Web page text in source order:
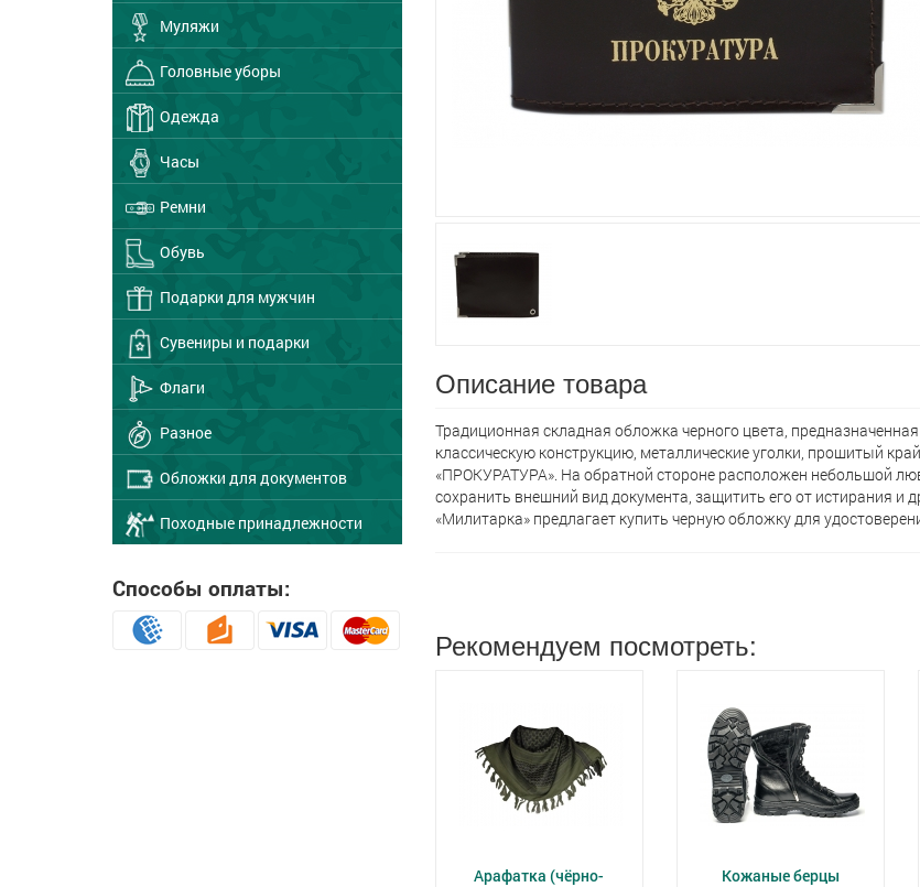
Муляжи
Головные уборы
Одежда
Часы
Ремни
Обувь
Подарки для мужчин
Сувениры и подарки
Флаги
Разное
Обложки для документов
Походные принадлежности
Способы оплаты:
Описание товара
Традиционная складная обложка черного цвета,
классическую конструкцию, металлические уголки, прошитый
«ПРОКУРАТУРА». На обратной стороне расположен небольшой
сохранить внешний вид документа, защитить его от истирания и
«Милитарка» предлагает кyпить черную обложку для
Рекомендуем посмотреть:
Арафатка (чёрно-
Кожаные берцы